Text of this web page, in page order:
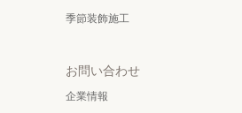
季節装飾施工
お問い合わせ
企業情報